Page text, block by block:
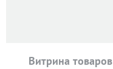
Витрина товаров